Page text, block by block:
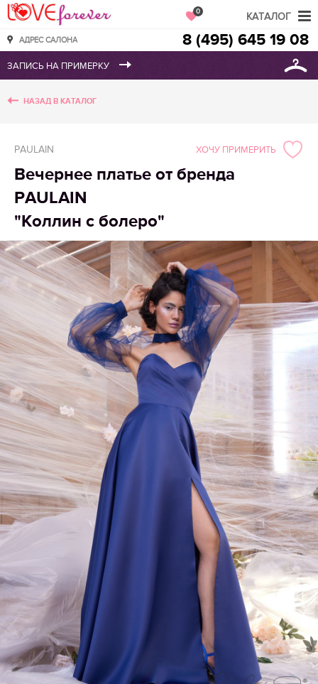
Love Forever
АДРЕС САЛОНА
0
8 (495) 645 19 08
НАЗАД В КАТАЛОГ
PAULAIN
Вечернее платье от бренда
PAULAIN
"Коллин с болеро"
ХОЧУ ПРИМЕРИТЬ
КАТАЛОГ